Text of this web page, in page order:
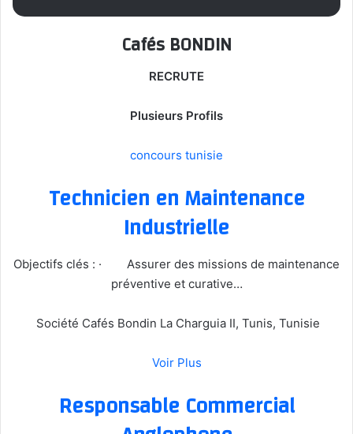
Cafés BONDIN
RECRUTE
Plusieurs Profils
concours tunisie
Technicien en Maintenance
Industrielle
Objectifs clés : · Assurer des missions de maintenance
préventive et curative…
Société Cafés Bondin La Charguia II, Tunis, Tunisie
Voir Plus
Responsable Commercial